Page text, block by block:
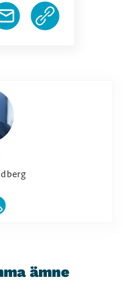
ämne